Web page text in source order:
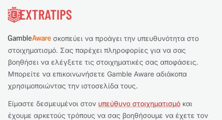
σκοπεύει να προάγει την υπευθυνότητα στο
στοιχηματισμό. Σας παρέχει πληροφορίες για να σας
βοηθήσει να ελέγξετε τις στοιχηματικές σας αποφάσεις.
Μπορείτε να επικοινωνήσετε Gamble Aware αδιάκοπα
χρησιμοποιώντας την ιστοσελίδα τους.
Είμαστε δεσμευμένοι στον υπεύθυνο στοιχηματισμό και
έχουμε αρκετούς τρόπους να σας βοηθήσουμε να έχετε τον